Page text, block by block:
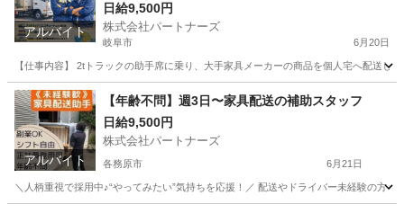
アルバイト
日給9,500円
株式会社パートナーズ
岐阜市 6月20日
【仕事内容】 2tトラックの助手席に乗り、大手家具メーカーの商品を個人宅へ配送
岐阜 岐阜市 配送 スタッフ
アルバイト
【年齢不問】週3日〜家具配送の補助スタッフ
日給9,500円
株式会社パートナーズ
各務原市 6月21日
＼人柄重視で採用中♪“やってみたい”気持ちを応援！／ 配送やドライバー未経験の方